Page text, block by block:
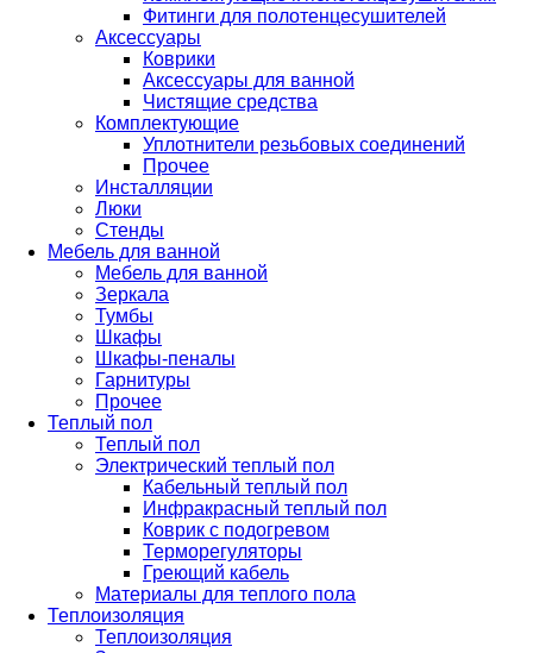
Фитинги для полотенцесушителей
Аксессуары
Коврики
Аксессуары для ванной
Чистящие средства
Комплектующие
Уплотнители резьбовых соединений
Прочее
Инсталляции
Люки
Стенды
Мебель для ванной
Мебель для ванной
Зеркала
Тумбы
Шкафы
Шкафы-пеналы
Гарнитуры
Прочее
Теплый пол
Теплый пол
Электрический теплый пол
Кабельный теплый пол
Инфракрасный теплый пол
Коврик с подогревом
Терморегуляторы
Греющий кабель
Материалы для теплого пола
Теплоизоляция
Теплоизоляция